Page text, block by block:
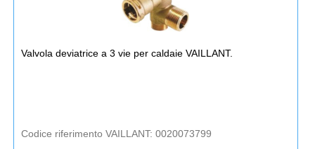
Valvola deviatrice a 3 vie per caldaie VAILLANT.
Codice riferimento VAILLANT: 0020073799